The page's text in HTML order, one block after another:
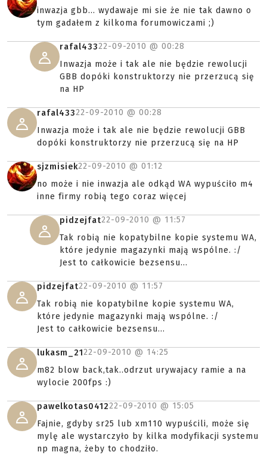
inwazja gbb... wydawaje mi sie że nie tak dawno o
tym gadałem z kilkoma forumowiczami ;)
rafal43322-09-2010 @ 00:28
Inwazja może i tak ale nie będzie rewolucji
GBB dopóki konstruktorzy nie przerzucą się
na HP
rafal43322-09-2010 @ 00:28
Inwazja może i tak ale nie będzie rewolucji GBB
dopóki konstruktorzy nie przerzucą się na HP
sjzmisiek22-09-2010 @ 01:12
no może i nie inwazja ale odkąd WA wypuściło m4
inne firmy robią tego coraz więcej
pidzejfat22-09-2010 @ 11:57
Tak robią nie kopatybilne kopie systemu WA,
które jedynie magazynki mają wspólne. :/
Jest to całkowicie bezsensu...
pidzejfat22-09-2010 @ 11:57
Tak robią nie kopatybilne kopie systemu WA,
które jedynie magazynki mają wspólne. :/
Jest to całkowicie bezsensu...
lukasm_2122-09-2010 @ 14:25
m82 blow back,tak..odrzut urywajacy ramie a na
wylocie 200fps :)
pawelkotas041222-09-2010 @ 15:05
Fajnie, gdyby sr25 lub xm110 wypuścili, może się
mylę ale wystarczyło by kilka modyfikacji systemu
np magna, żeby to chodziło.